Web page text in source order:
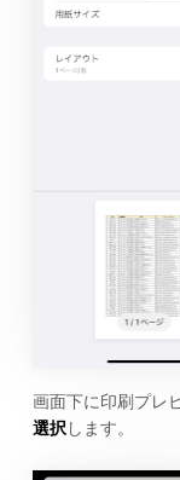
画面下に印刷プレ
選択 します。